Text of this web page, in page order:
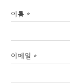
이름 *
이메일 *